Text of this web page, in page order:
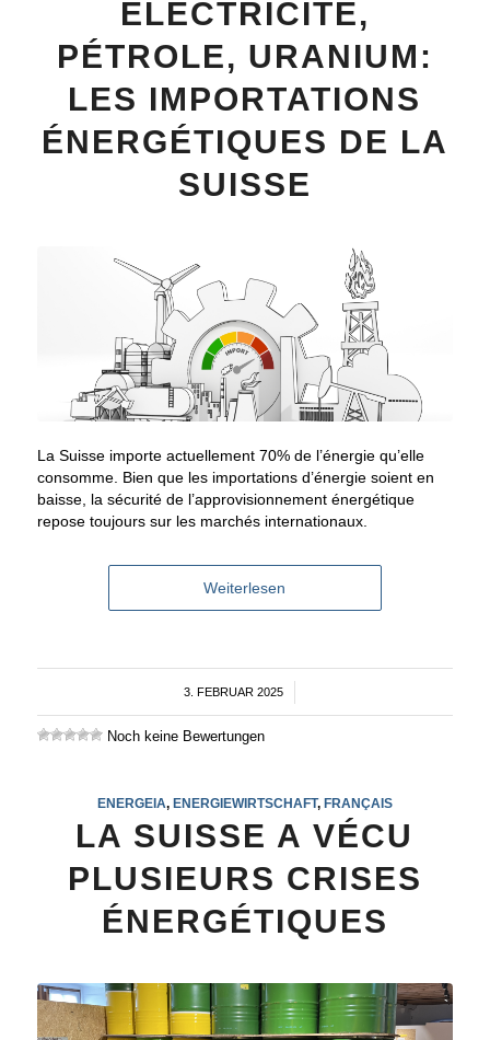
ÉLECTRICITÉ,
PÉTROLE, URANIUM:
LES IMPORTATIONS
ÉNERGÉTIQUES DE LA
SUISSE
La Suisse importe actuellement 70% de l’énergie qu’elle
consomme. Bien que les importations d’énergie soient en
baisse, la sécurité de l’approvisionnement énergétique
repose toujours sur les marchés internationaux.
Weiterlesen
3. FEBRUAR 2025
/
Noch keine Bewertungen
ENERGEIA, ENERGIEWIRTSCHAFT, FRANÇAIS
LA SUISSE A VÉCU
PLUSIEURS CRISES
ÉNERGÉTIQUES